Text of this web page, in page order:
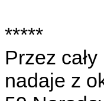
*****
Przez
nadaje z